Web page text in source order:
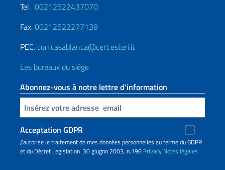
Tel. 00212522437070
Fax.00212522277139
PEC. con.casablanca@cert.esteri.it
Les bureaux du siège
Abonnez-vous à notre lettre d’information
Insert your email
Acceptation GDPR
J’autorise le traitement de mes données personnelles au terme du GDPR
et du Décret Legislation 30 giugno 2003, n.196 Privacy Notes légales